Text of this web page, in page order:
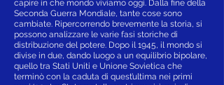
capire in che mondo viviamo oggi. Dalla fine della
Seconda Guerra Mondiale, tante cose sono
cambiate. Ripercorrendo brevemente la storia, si
possono analizzare le varie fasi storiche di
distribuzione del potere. Dopo il 1945, il mondo si
divise in due, dando luogo a un equilibrio bipolare,
quello tra Stati Uniti e Unione Sovietica che
terminò con la caduta di quest’ultima nei primi